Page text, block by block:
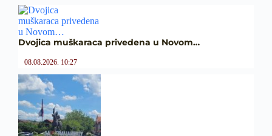
Dvojica muškaraca privedena u Novom…
08.08.2026. 10:27